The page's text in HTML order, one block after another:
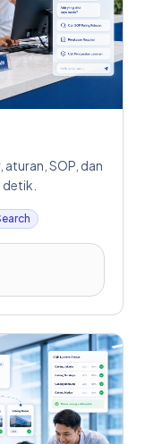
SOP, dan